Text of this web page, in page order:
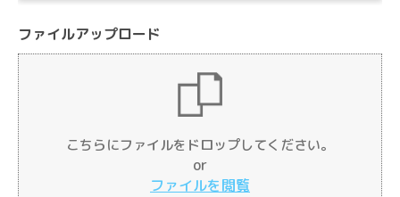
ファイルアップロード
Drag & Drop Files Here
or
Browse Files
こちらにファイルをドロップしてください。
or
ファイルを閲覧